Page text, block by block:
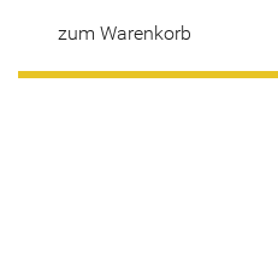
zum Warenkorb